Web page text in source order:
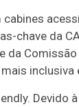
chave da
da
Devido